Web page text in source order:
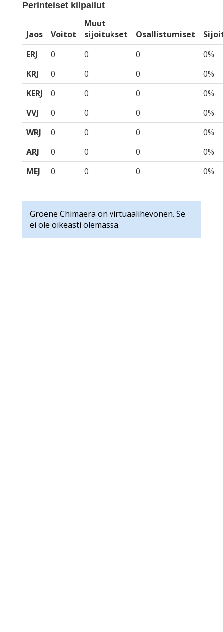
Perinteiset kilpailut
Jaos Voitot
Muut
sijoitukset
Osallistumiset
ERJ
0 0 0
0%
KRJ
0 0 0
0%
KERJ
0 0 0
0%
VVJ
0 0 0
0%
WRJ
0 0 0
0%
ARJ
0 0 0
0%
MEJ
0 0 0 0%
Groene Chimaera on virtuaalihevonen. Se
ei ole oikeasti olemassa.